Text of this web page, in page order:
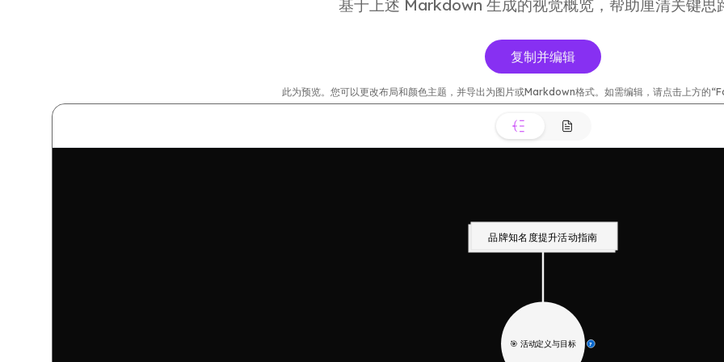
基于上述 Markdown 生成的视觉概览，帮助厘清关键思
复制并编辑
此为预览。您可以更改布局和颜色主题，并导出为图片或Markdown格式。如需编辑，请点击上方的
🎯 活动定义与目标 7
品牌知名度提升活动指南